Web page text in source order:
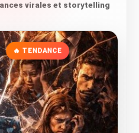
virales et storytelling
🔥 TENDANCE